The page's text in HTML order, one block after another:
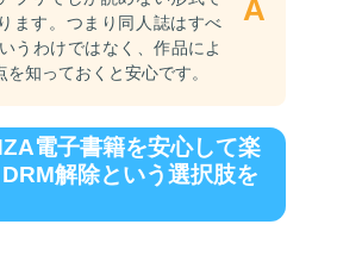
ます。つまり同人誌はすべ
うわけではなく、作品によ
知っておくと安心です。
A
電子書籍を安心して楽
解除という選択肢を